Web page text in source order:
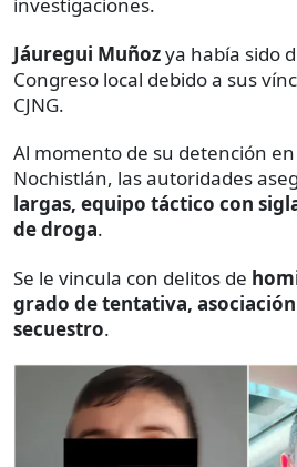
investigaciones.
Jáuregui Muñozya había sido
Congreso local debido a sus
CJNG.
Al momento de su detención
Nochistlán, las autoridades
largas, equipo táctico con
de droga.
Se le vincula con delitos de
grado de tentativa,
secuestro.